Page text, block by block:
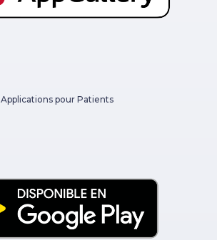
Applications pour Patients